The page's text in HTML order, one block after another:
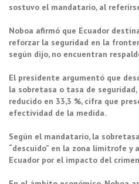
sostuvo el mandatario, al
Noboa afirmó que Ecuador
reforzar la seguridad en la
según dijo, no encuentran
El presidente argumentó que
la sobretasa o tasa de
reducido en 33,3 %, cifra que
efectividad de la medida.
Según el mandatario, la
“descuido” en la zona limítrofe y
Ecuador por el impacto del